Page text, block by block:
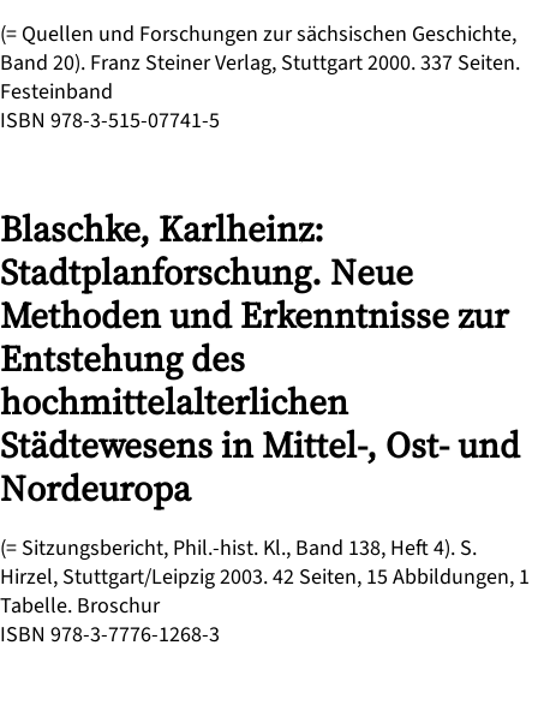
(= Quellen und Forschungen zur sächsischen Geschichte,
Band 20). Franz Steiner Verlag, Stuttgart 2000. 337 Seiten.
Festeinband
ISBN 978-3-515-07741-5
Blaschke, Karlheinz:
Stadtplanforschung. Neue
Methoden und Erkenntnisse zur
Entstehung des
hochmittelalterlichen
Städtewesens in Mittel-, Ost- und
Nordeuropa
(= Sitzungsbericht, Phil.-hist. Kl., Band 138, Heft 4). S.
Hirzel, Stuttgart/Leipzig 2003. 42 Seiten, 15 Abbildungen, 1
Tabelle. Broschur
ISBN 978-3-7776-1268-3